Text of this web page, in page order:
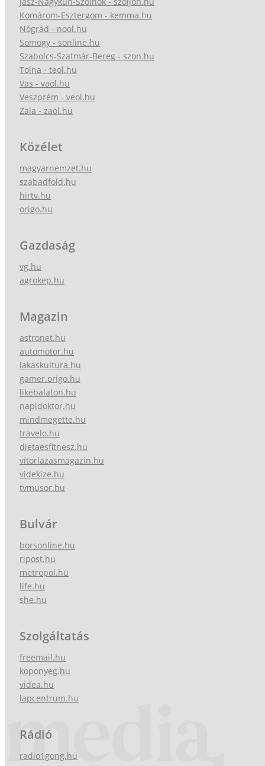
Komárom-Esztergom - kemma.hu
Nógrád - nool.hu
Somogy - sonline.hu
Szabolcs-Szatmár-Bereg - szon.hu
Tolna - teol.hu
Vas - vaol.hu
Veszprém - veol.hu
Zala - zaol.hu
Közélet
magyarnemzet.hu
szabadfold.hu
hirtv.hu
origo.hu
Gazdaság
vg.hu
agrokep.hu
Magazin
astronet.hu
automotor.hu
lakaskultura.hu
gamer.origo.hu
likebalaton.hu
napidoktor.hu
mindmegette.hu
travelo.hu
dietaesfitnesz.hu
vitorlazasmagazin.hu
videkize.hu
tvmusor.hu
Bulvár
borsonline.hu
ripost.hu
metropol.hu
life.hu
she.hu
Szolgáltatás
freemail.hu
koponyeg.hu
videa.hu
lapcentrum.hu
Rádió
radio1gong.hu